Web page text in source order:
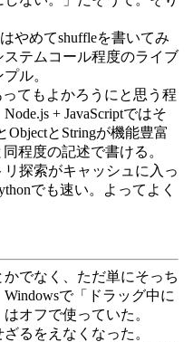
やめてshuffleを書いてみ
テムコール程度のライブ
ル。
てもよかろうにと思う程
+ JavaScriptではそ
とStringが機能豊富
程度の記述で書ける。
探索がキャッシュに入っ
でも速い。よってよく
でなく、ただ単にそっち
で「ドラッグ中に
オフで使っていた。
るをえなくなった。